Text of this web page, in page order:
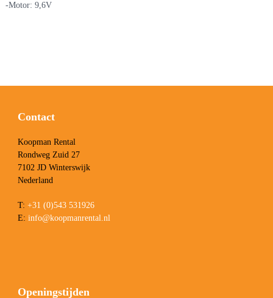
-Motor: 9,6V
Contact
Koopman Rental
Rondweg Zuid 27
7102 JD Winterswijk
Nederland
T: +31 (0)543 531926
E: info@koopmanrental.nl
Openingstijden